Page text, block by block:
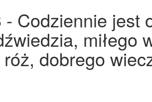
Codziennie jest
miłego
dobrego